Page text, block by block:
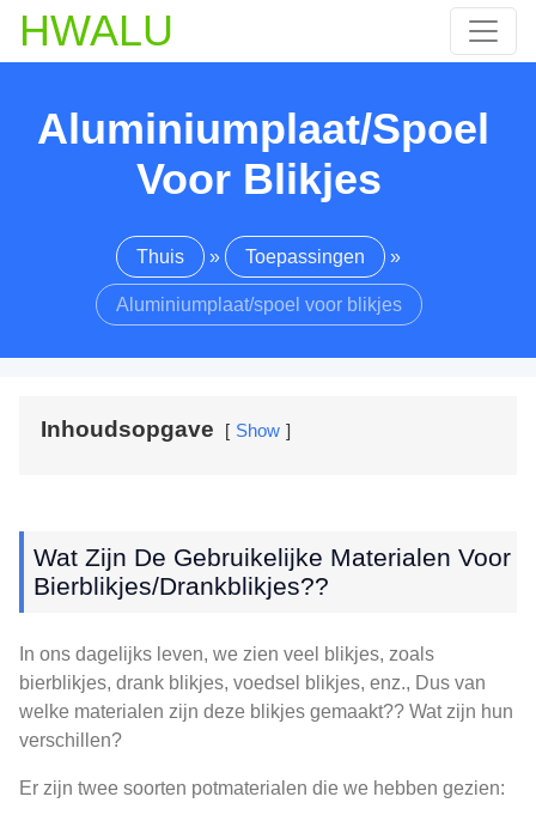
HWALU
Aluminiumplaat/spoel
Voor Blikjes
Thuis » Toepassingen »
Aluminiumplaat/spoel voor blikjes
Inhoudsopgave Show
Wat Zijn De Gebruikelijke Materialen Voor
Bierblikjes/drankblikjes??
In ons dagelijks leven, we zien veel blikjes, zoals
bierblikjes, drank blikjes, voedsel blikjes, enz., Dus van
welke materialen zijn deze blikjes gemaakt?? Wat zijn hun
verschillen?
Er zijn twee soorten potmaterialen die we hebben gezien: